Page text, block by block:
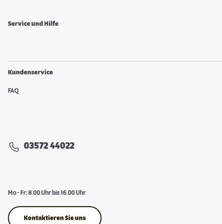
Service und Hilfe
Kundenservice
FAQ
03572 44022
Mo - Fr: 8.00 Uhr bis 16.00 Uhr
Kontaktieren Sie uns